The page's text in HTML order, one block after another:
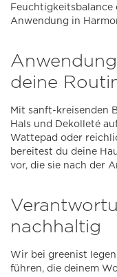
Anwendung in
deine
Mit sanft-kreisenden
Hals und Dekolleté
Wattepad oder
bereitest du deine
vor, die sie nach der
nachhaltig
Wir bei greenist
führen, die deinem